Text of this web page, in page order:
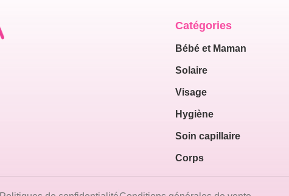
Catégories
Bébé et Maman
Solaire
Visage
Hygiène
Soin capillaire
Corps